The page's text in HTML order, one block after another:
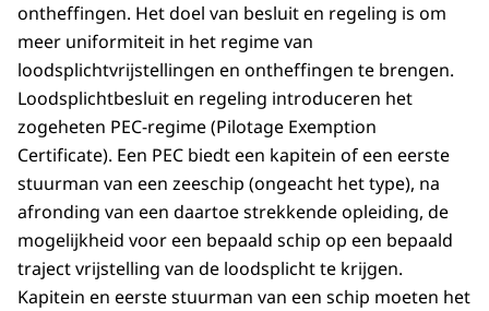
ontheffingen. Het doel van besluit en regeling is om
meer uniformiteit in het regime van
loodsplichtvrijstellingen en ontheffingen te brengen.
Loodsplichtbesluit en regeling introduceren het
zogeheten PEC-regime (Pilotage Exemption
Certificate). Een PEC biedt een kapitein of een eerste
stuurman van een zeeschip (ongeacht het type), na
afronding van een daartoe strekkende opleiding, de
mogelijkheid voor een bepaald schip op een bepaald
traject vrijstelling van de loodsplicht te krijgen.
Kapitein en eerste stuurman van een schip moeten het